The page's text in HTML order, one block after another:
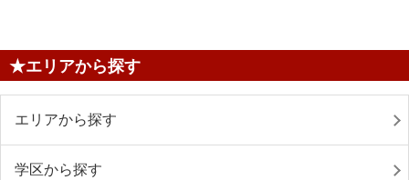
★エリアから探す
エリアから探す
学区から探す